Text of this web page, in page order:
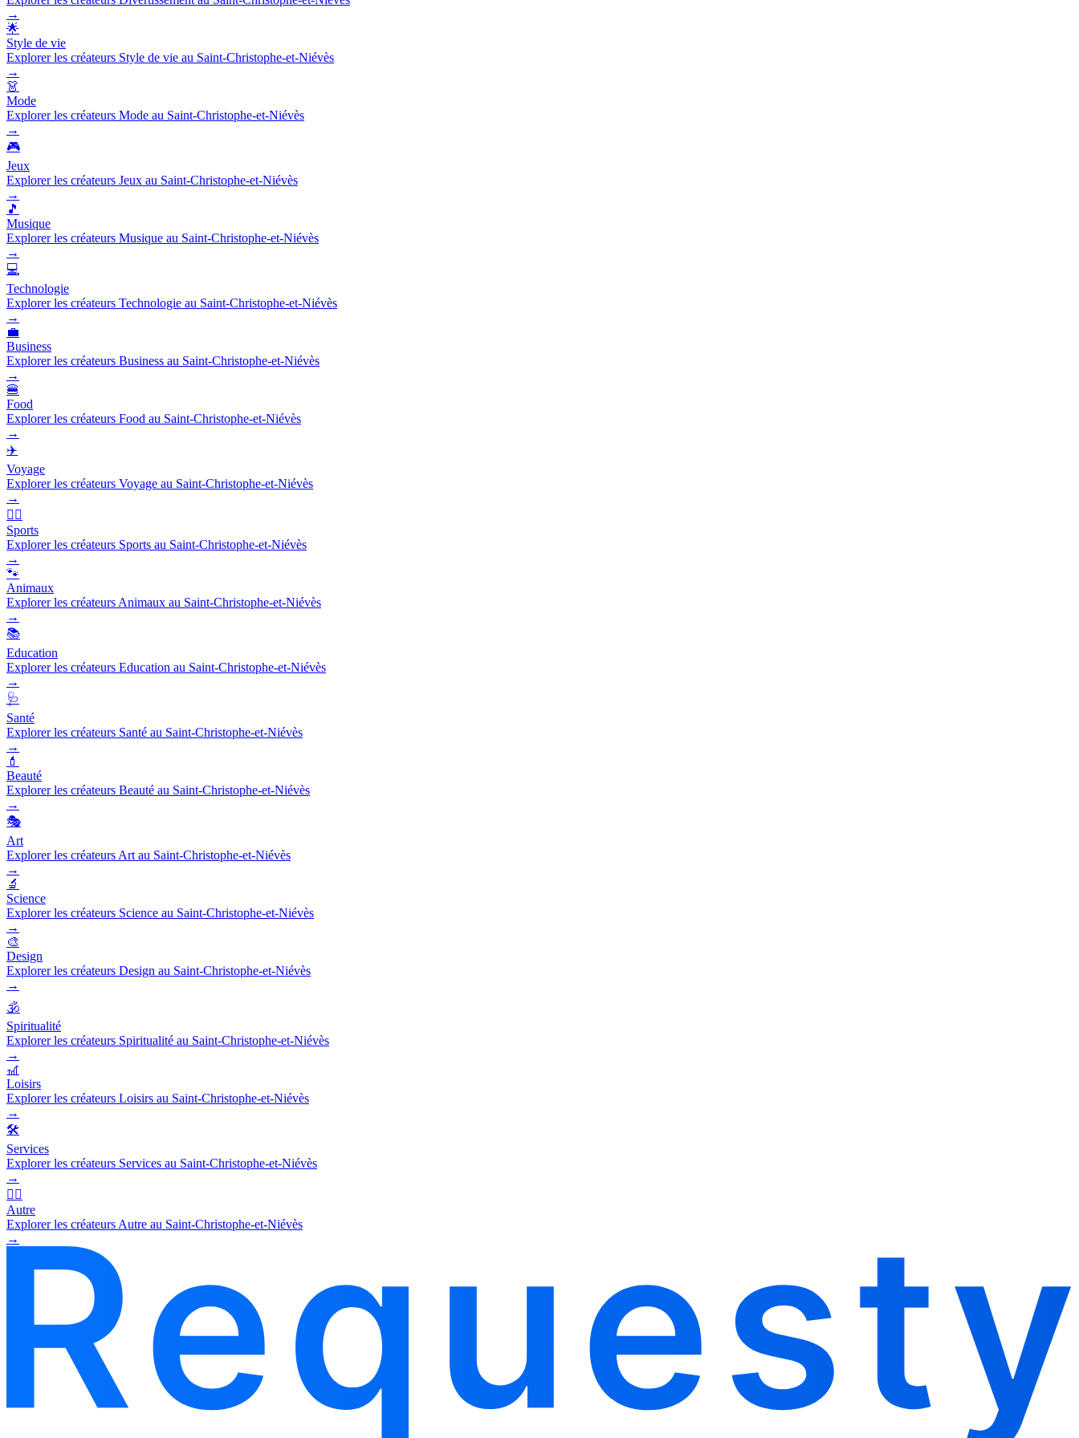
→
🌟
Style de vie
Explorer les créateurs Style de vie au Saint-Christophe-et-Niévès
→
👗
Mode
Explorer les créateurs Mode au Saint-Christophe-et-Niévès
→
🎮
Jeux
Explorer les créateurs Jeux au Saint-Christophe-et-Niévès
→
🎵
Musique
Explorer les créateurs Musique au Saint-Christophe-et-Niévès
→
💻
Technologie
Explorer les créateurs Technologie au Saint-Christophe-et-Niévès
→
💼
Business
Explorer les créateurs Business au Saint-Christophe-et-Niévès
→
🍔
Food
Explorer les créateurs Food au Saint-Christophe-et-Niévès
→
✈️
Voyage
Explorer les créateurs Voyage au Saint-Christophe-et-Niévès
→
🏃‍♂️
Sports
Explorer les créateurs Sports au Saint-Christophe-et-Niévès
→
🐾
Animaux
Explorer les créateurs Animaux au Saint-Christophe-et-Niévès
→
📚
Education
Explorer les créateurs Education au Saint-Christophe-et-Niévès
→
🩺
Santé
Explorer les créateurs Santé au Saint-Christophe-et-Niévès
→
💄
Beauté
Explorer les créateurs Beauté au Saint-Christophe-et-Niévès
→
🎭
Art
Explorer les créateurs Art au Saint-Christophe-et-Niévès
→
🔬
Science
Explorer les créateurs Science au Saint-Christophe-et-Niévès
→
🎨
Design
Explorer les créateurs Design au Saint-Christophe-et-Niévès
→
🕉️
Spiritualité
Explorer les créateurs Spiritualité au Saint-Christophe-et-Niévès
→
🎢
Loisirs
Explorer les créateurs Loisirs au Saint-Christophe-et-Niévès
→
🛠️
Services
Explorer les créateurs Services au Saint-Christophe-et-Niévès
→
🧜‍♂️
Autre
Explorer les créateurs Autre au Saint-Christophe-et-Niévès
→